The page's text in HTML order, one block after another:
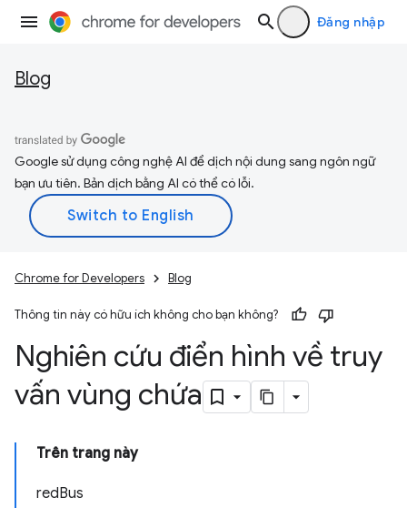
Đăng nhập
Blog
Google sử dụng công nghệ AI để dịch nội dung sang ngôn ngữ
bạn ưu tiên. Bản dịch bằng AI có thể có lỗi.
Chrome for Developers Blog
Thông tin này có hữu ích không cho bạn không?
Nghiên cứu điển hình về truy
vấn vùng chứa
Trên trang này
redBus